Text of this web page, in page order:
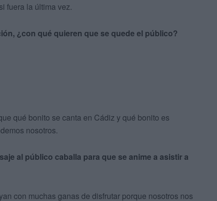
fuera la última vez.
¿con qué quieren que se quede el público?
qué bonito se canta en Cádiz y qué bonito es
nosotros.
al público caballa para que se anime a asistir a
con muchas ganas de disfrutar porque nosotros nos